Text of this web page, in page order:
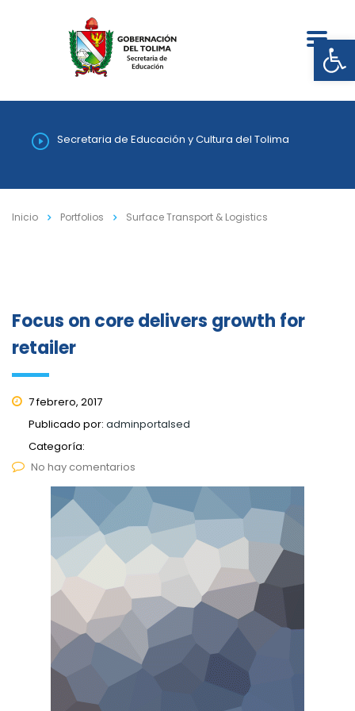
Secretaria de Educación y Cultura del Tolima
Inicio Portfolios Surface Transport & Logistics
Focus on core delivers growth for
retailer
7 febrero, 2017
Publicado por: adminportalsed
Categoría:
No hay comentarios